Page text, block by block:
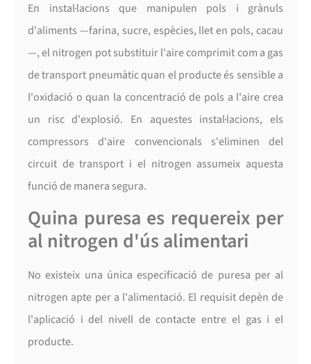
En instal·lacions que manipulen pols i grànuls
d'aliments —farina, sucre, espècies, llet en pols, cacau
—, el nitrogen pot substituir l'aire comprimit com a gas
de transport pneumàtic quan el producte és sensible a
l'oxidació o quan la concentració de pols a l'aire crea
un risc d'explosió. En aquestes instal·lacions, els
compressors d'aire convencionals s'eliminen del
circuit de transport i el nitrogen assumeix aquesta
funció de manera segura.
Quina puresa es requereix per
al nitrogen d'ús alimentari
No existeix una única especificació de puresa per al
nitrogen apte per a l'alimentació. El requisit depèn de
l'aplicació i del nivell de contacte entre el gas i el
producte.